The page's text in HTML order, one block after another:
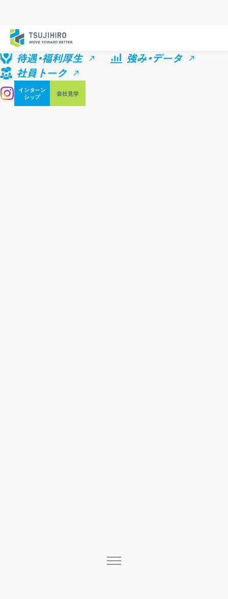
待遇・福利厚生
強み・データ
社員トーク
インターン
シップ
会社見学